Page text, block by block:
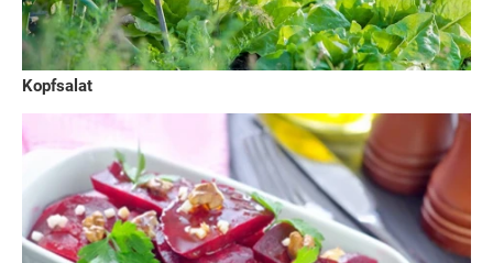
Kopfsalat